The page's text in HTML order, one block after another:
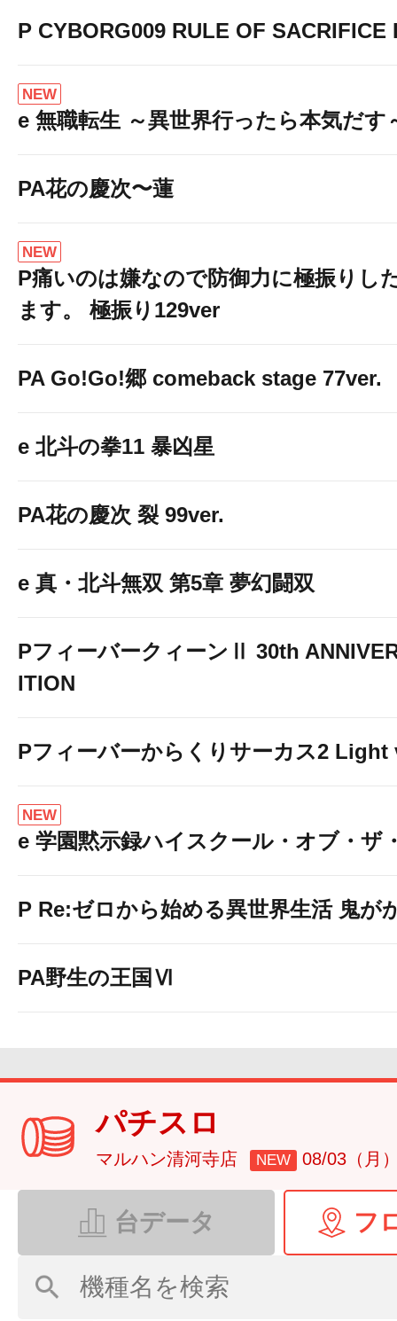
P CYBORG009 RULE OF SACRIFICE
NEW
e 無職転生 ～異世界行ったら本気だす
PA花の慶次〜蓮
NEW
P痛いのは嫌なので防御力に極振りし
ます。 極振り129ver
PA Go!Go!郷 comeback stage 77ver.
e 北斗の拳11 暴凶星
PA花の慶次 裂 99ver.
e 真・北斗無双 第5章 夢幻闘双
PフィーバークィーンⅡ 30th
ITION
Pフィーバーからくりサーカス2 Light
NEW
e 学園黙示録ハイスクール・オブ・ザ
P Re:ゼロから始める異世界生活 鬼が
PA野生の王国Ⅵ
パチスロ
マルハン清河寺店 NEW 08/03（月
台データ フ